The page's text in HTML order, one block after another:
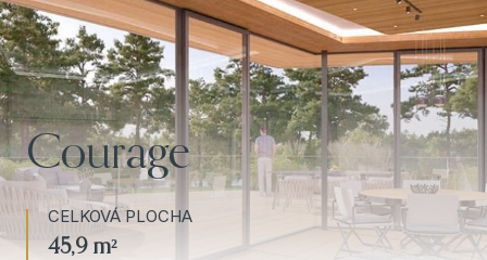
RESORT A
SLUŽBY
LOKALITA
O NÁS
Courage
CELKOVÁ PLOCHA
45,9 m²